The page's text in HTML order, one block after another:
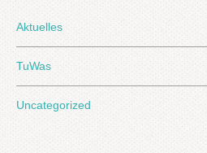
Aktuelles
TuWas
Uncategorized